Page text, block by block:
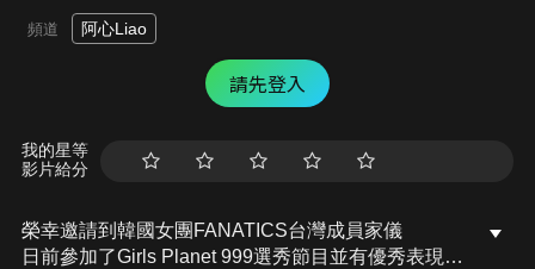
頻道 阿心Liao
請先登入
我的星等
影片給分
榮幸邀請到韓國女團FANATICS台灣成員家儀
日前參加了Girls Planet 999選秀節目並有優秀表現